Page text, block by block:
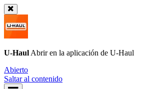
U-Haul Abrir en la aplicación de U-Haul
Abierto
Saltar al contenido